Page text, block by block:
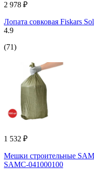
2 978 ₽
Лопата совковая Fiskars
4.9
(71)
1 532 ₽
Мешки строительные
SAMC-041000100